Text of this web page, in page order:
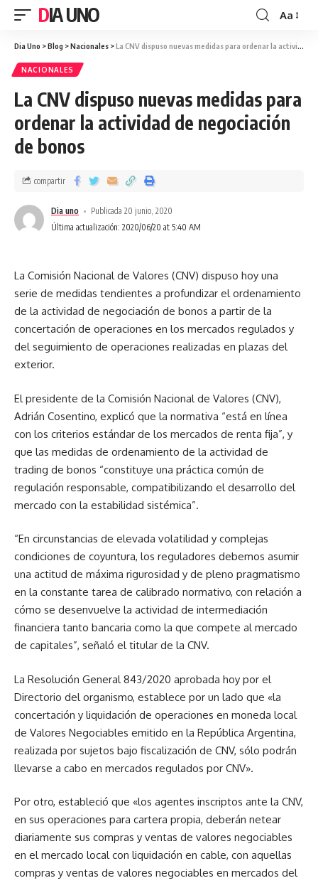
DIA UNO Aa
Dia Uno >Blog >Nacionales >La CNV dispuso nuevas medidas para ordenar la actividad de negociación de bonos
NACIONALES
La CNV dispuso nuevas medidas para
ordenar la actividad de negociación
de bonos
Última actualización: 2020/06/20 at 5:40 AM
Dia uno Publicada 20 junio, 2020
compartir
La Comisión Nacional de Valores (CNV) dispuso hoy una
serie de medidas tendientes a profundizar el ordenamiento
de la actividad de negociación de bonos a partir de la
concertación de operaciones en los mercados regulados y
del seguimiento de operaciones realizadas en plazas del
exterior.
El presidente de la Comisión Nacional de Valores (CNV),
Adrián Cosentino, explicó que la normativa “está en línea
con los criterios estándar de los mercados de renta fija”, y
que las medidas de ordenamiento de la actividad de
trading de bonos “constituye una práctica común de
regulación responsable, compatibilizando el desarrollo del
mercado con la estabilidad sistémica”.
“En circunstancias de elevada volatilidad y complejas
condiciones de coyuntura, los reguladores debemos asumir
una actitud de máxima rigurosidad y de pleno pragmatismo
en la constante tarea de calibrado normativo, con relación a
cómo se desenvuelve la actividad de intermediación
financiera tanto bancaria como la que compete al mercado
de capitales”, señaló el titular de la CNV.
La Resolución General 843/2020 aprobada hoy por el
Directorio del organismo, establece por un lado que «la
concertación y liquidación de operaciones en moneda local
de Valores Negociables emitido en la República Argentina,
realizada por sujetos bajo fiscalización de CNV, sólo podrán
llevarse a cabo en mercados regulados por CNV».
Por otro, estableció que «los agentes inscriptos ante la CNV,
en sus operaciones para cartera propia, deberán netear
diariamente sus compras y ventas de valores negociables
en el mercado local con liquidación en cable, con aquellas
compras y ventas de valores negociables en mercados del